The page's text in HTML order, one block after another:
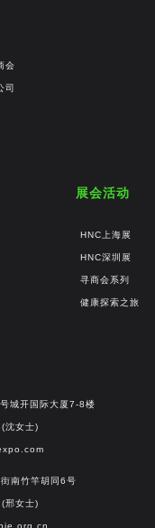
会
司
展会活动
HNC上海展
HNC深圳展
寻商会系列
健康探索之旅
城开国际大厦7-8楼
女士)
南竹竿胡同6号
女士)